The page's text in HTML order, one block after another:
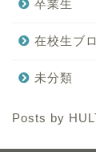
卒業生
在校生ブ
未分類
Posts by